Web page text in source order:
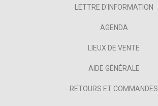
LETTRE D'INFORMATION
AGENDA
LIEUX DE VENTE
AIDE GÉNÉRALE
RETOURS ET COMMANDES